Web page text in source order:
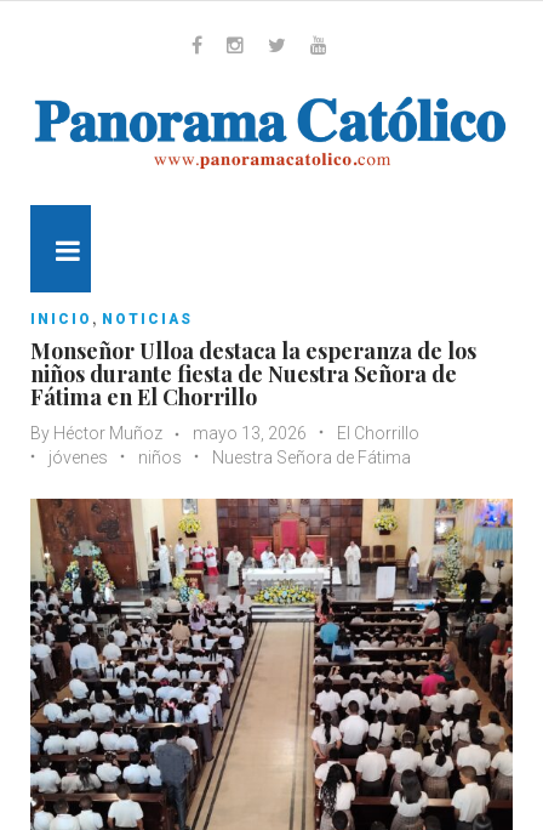
INICIO , NOTICIAS
Monseñor Ulloa destaca la esperanza de los
niños durante fiesta de Nuestra Señora de
Fátima en El Chorrillo
By Héctor Muñoz mayo 13, 2026
El Chorrillo
jóvenes
niños Nuestra Señora de Fátima